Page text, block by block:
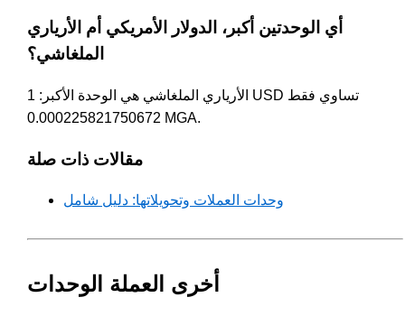
أي الوحدتين أكبر، الدولار الأمريكي أم الأرياري
الملغاشي؟
الأرياري الملغاشي هي الوحدة الأكبر: 1 USD تساوي فقط
0.000225821750672 MGA.
مقالات ذات صلة
وحدات العملات وتحويلاتها: دليل شامل
أخرى العملة الوحدات